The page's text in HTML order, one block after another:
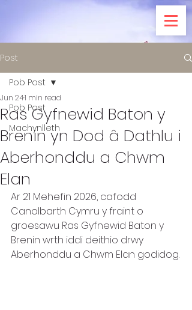
Post
Pob Post
Machynlleth
Pob Post
Ras Gyfnewid Baton y
Brenin yn Dod â Dathlu i
Aberhonddu a Chwm
Elan
Jun 241 min read
Ar 21 Mehefin 2026, cafodd
Canolbarth Cymru y fraint o
groesawu Ras Gyfnewid Baton y
Brenin wrth iddi deithio drwy
Aberhonddu a Chwm Elan godidog.